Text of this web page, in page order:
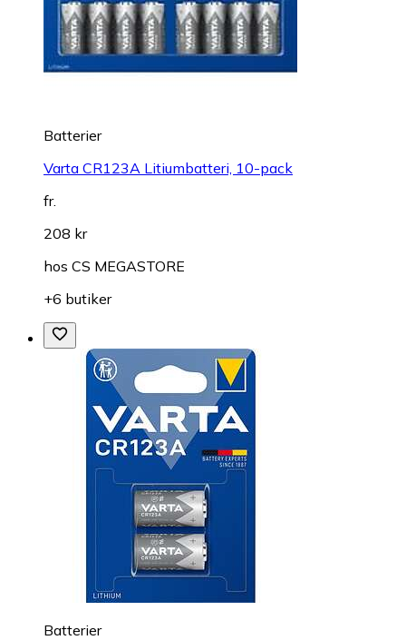
Batterier
Varta CR123A Litiumbatteri, 10-pack
fr.
208 kr
hos CS MEGASTORE
+6 butiker
Batterier